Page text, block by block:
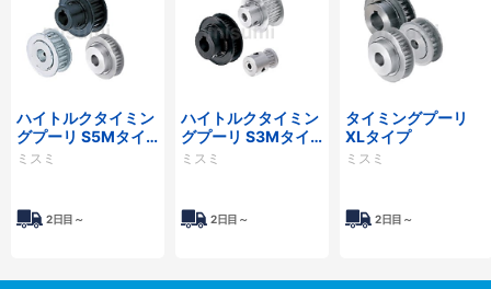
ハイトルクタイミン
グプーリ S5Mタイ
プ
ミスミ
2日目～
ハイトルクタイミン
グプーリ S3Mタイ
プ
ミスミ
2日目～
タイミングプーリ
XLタイプ
ミスミ
2日目～